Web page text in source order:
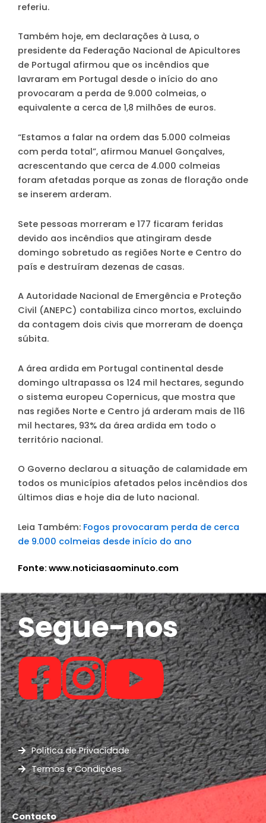
referiu.
Também hoje, em declarações à Lusa, o
presidente da Federação Nacional de Apicultores
de Portugal afirmou que os incêndios que
lavraram em Portugal desde o início do ano
provocaram a perda de 9.000 colmeias, o
equivalente a cerca de 1,8 milhões de euros.
“Estamos a falar na ordem das 5.000 colmeias
com perda total”, afirmou Manuel Gonçalves,
acrescentando que cerca de 4.000 colmeias
foram afetadas porque as zonas de floração onde
se inserem arderam.
Sete pessoas morreram e 177 ficaram feridas
devido aos incêndios que atingiram desde
domingo sobretudo as regiões Norte e Centro do
país e destruíram dezenas de casas.
A Autoridade Nacional de Emergência e Proteção
Civil (ANEPC) contabiliza cinco mortos, excluindo
da contagem dois civis que morreram de doença
súbita.
A área ardida em Portugal continental desde
domingo ultrapassa os 124 mil hectares, segundo
o sistema europeu Copernicus, que mostra que
nas regiões Norte e Centro já arderam mais de 116
mil hectares, 93% da área ardida em todo o
território nacional.
O Governo declarou a situação de calamidade em
todos os municípios afetados pelos incêndios dos
últimos dias e hoje dia de luto nacional.
Leia Também: Fogos provocaram perda de cerca
de 9.000 colmeias desde início do ano
Fonte: www.noticiasaominuto.com
Segue-nos
Política de Privacidade
Termos e Condições
Contacto